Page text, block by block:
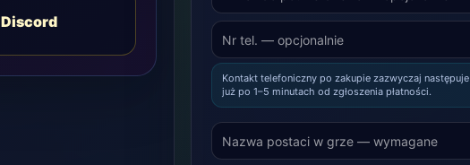
Discord
Kontakt telefoniczny po zakupie zazwyczaj następuje
już po 1–5 minutach od zgłoszenia płatności.